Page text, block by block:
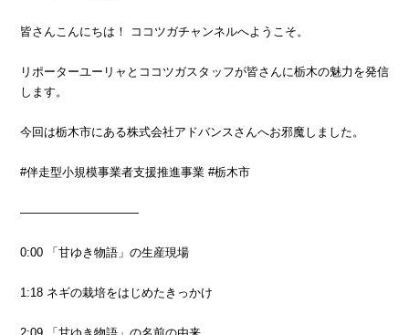
皆さんこんにちは！ ココツガチャンネルへようこそ。
リポーターユーリャとココツガスタッフが皆さんに栃木の魅力を発信
します。
今回は栃木市にある株式会社アドバンスさんへお邪魔しました。
#伴走型小規模事業者支援推進事業 #栃木市
――――――――――
0:00 「甘ゆき物語」の生産現場
1:18 ネギの栽培をはじめたきっかけ